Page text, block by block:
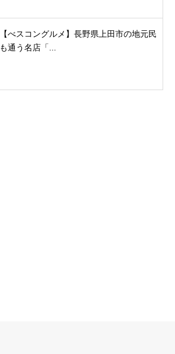
【べスコングルメ】長野県上田市の地元民
も通う名店「...